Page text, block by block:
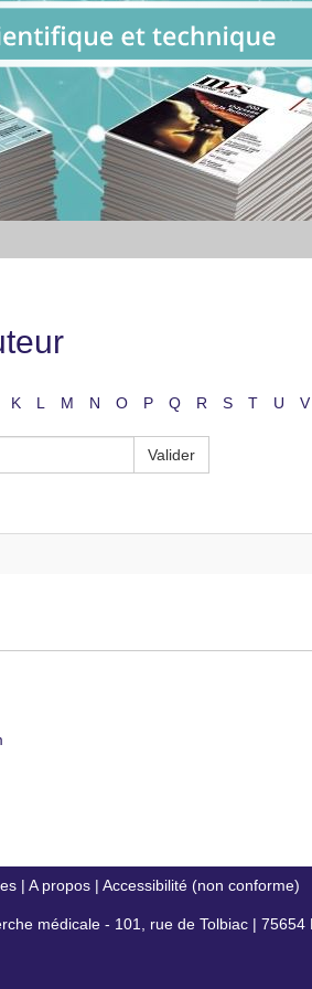
K L M N O P Q R S T U V
Valider
| A propos| Accessibilité (non conforme)
médicale - 101, rue de Tolbiac | 75654